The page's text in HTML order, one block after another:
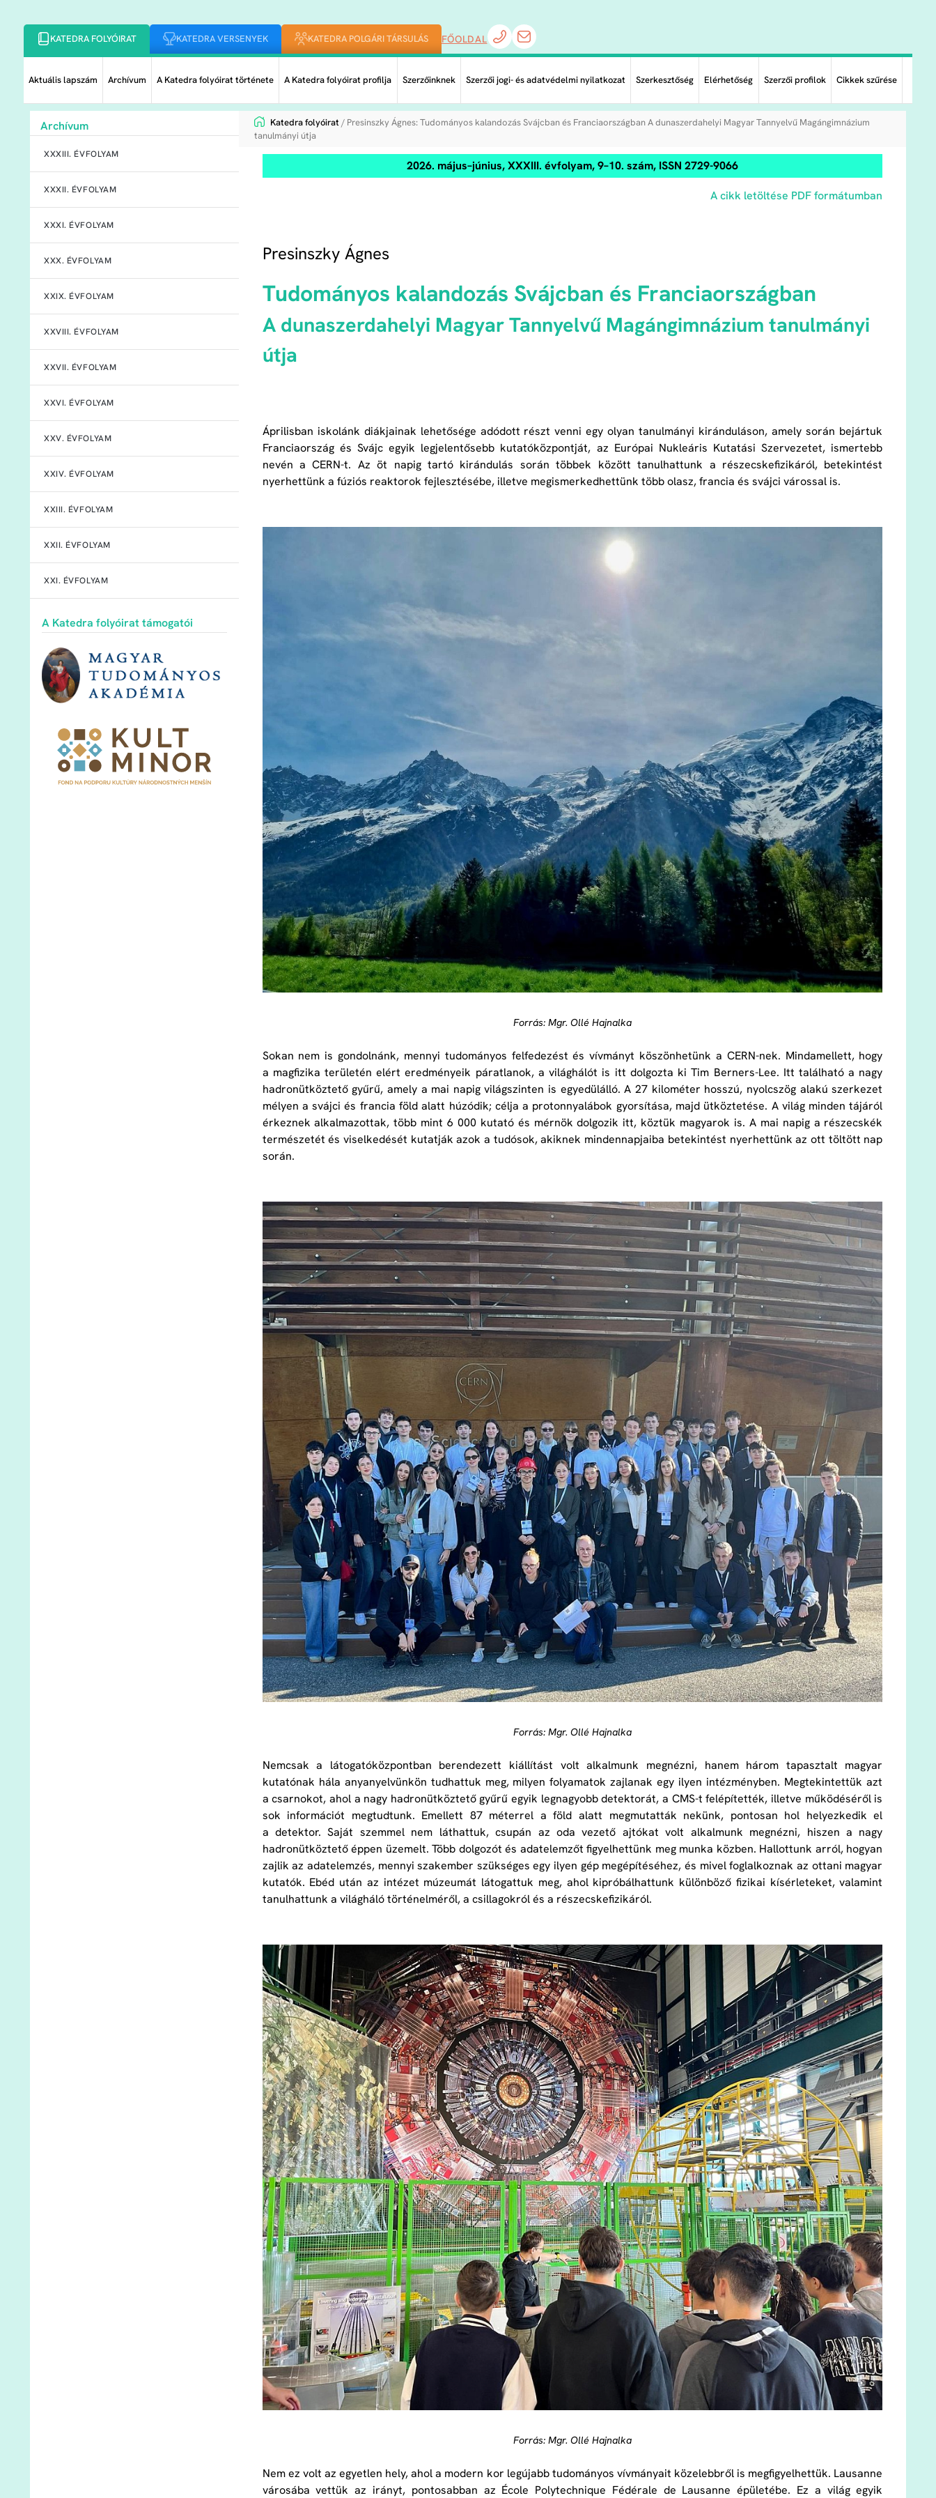
KATEDRA FOLYÓIRAT KATEDRA VERSENYEK KATEDRA POLGÁRI TÁRSULÁS FŐOLDAL
Aktuális lapszám Archívum A Katedra folyóirat története A Katedra folyóirat profilja Szerzőinknek Szerzői jogi- és adatvédelmi nyilatkozat Szerkesztőség Elérhetőség Szerzői profilok Cikkek szűrése
Archívum
XXXIII. ÉVFOLYAM
XXXII. ÉVFOLYAM
XXXI. ÉVFOLYAM
XXX. ÉVFOLYAM
XXIX. ÉVFOLYAM
XXVIII. ÉVFOLYAM
XXVII. ÉVFOLYAM
XXVI. ÉVFOLYAM
XXV. ÉVFOLYAM
XXIV. ÉVFOLYAM
XXIII. ÉVFOLYAM
XXII. ÉVFOLYAM
XXI. ÉVFOLYAM
A Katedra folyóirat támogatói
Katedra folyóirat/ Presinszky Ágnes: Tudományos kalandozás Svájcban és Franciaországban A dunaszerdahelyi Magyar Tannyelvű Magángimnázium
tanulmányi útja
2026. május–június, XXXIII. évfolyam, 9–10. szám, ISSN 2729-9066
A cikk letöltése PDF formátumban
Presinszky Ágnes
Tudományos kalandozás Svájcban és Franciaországban
A dunaszerdahelyi Magyar Tannyelvű Magángimnázium tanulmányi
útja
Áprilisban iskolánk diákjainak lehetősége adódott részt venni egy olyan tanulmányi kiránduláson, amely során bejártuk
Franciaország és Svájc egyik legjelentősebb kutatóközpontját, az Európai Nukleáris Kutatási Szervezetet, ismertebb
nevén a CERN-t. Az öt napig tartó kirándulás során többek között tanulhattunk a részecskefizikáról, betekintést
nyerhettünk a fúziós reaktorok fejlesztésébe, illetve megismerkedhettünk több olasz, francia és svájci várossal is.
Forrás: Mgr. Ollé Hajnalka
Sokan nem is gondolnánk, mennyi tudományos felfedezést és vívmányt köszönhetünk a CERN-nek. Mindamellett, hogy
a magfizika területén elért eredményeik páratlanok, a világhálót is itt dolgozta ki Tim Berners-Lee. Itt található a nagy
hadronütköztető gyűrű, amely a mai napig világszinten is egyedülálló. A 27 kilométer hosszú, nyolcszög alakú szerkezet
mélyen a svájci és francia föld alatt húzódik; célja a protonnyalábok gyorsítása, majd ütköztetése. A világ minden tájáról
érkeznek alkalmazottak, több mint 6 000 kutató és mérnök dolgozik itt, köztük magyarok is. A mai napig a részecskék
természetét és viselkedését kutatják azok a tudósok, akiknek mindennapjaiba betekintést nyerhettünk az ott töltött nap
során.
Forrás: Mgr. Ollé Hajnalka
Nemcsak a látogatóközpontban berendezett kiállítást volt alkalmunk megnézni, hanem három tapasztalt magyar
kutatónak hála anyanyelvünkön tudhattuk meg, milyen folyamatok zajlanak egy ilyen intézményben. Megtekintettük azt
a csarnokot, ahol a nagy hadronütköztető gyűrű egyik legnagyobb detektorát, a CMS-t felépítették, illetve működéséről is
sok információt megtudtunk. Emellett 87 méterrel a föld alatt megmutatták nekünk, pontosan hol helyezkedik el
a detektor. Saját szemmel nem láthattuk, csupán az oda vezető ajtókat volt alkalmunk megnézni, hiszen a nagy
hadronütköztető éppen üzemelt. Több dolgozót és adatelemzőt figyelhettünk meg munka közben. Hallottunk arról, hogyan
zajlik az adatelemzés, mennyi szakember szükséges egy ilyen gép megépítéséhez, és mivel foglalkoznak az ottani magyar
kutatók. Ebéd után az intézet múzeumát látogattuk meg, ahol kipróbálhattunk különböző fizikai kísérleteket, valamint
tanulhattunk a világháló történelméről, a csillagokról és a részecskefizikáról.
Forrás: Mgr. Ollé Hajnalka
Nem ez volt az egyetlen hely, ahol a modern kor legújabb tudományos vívmányait közelebbről is megfigyelhettük. Lausanne
városába vettük az irányt, pontosabban az École Polytechnique Fédérale de Lausanne épületébe. Ez a világ egyik